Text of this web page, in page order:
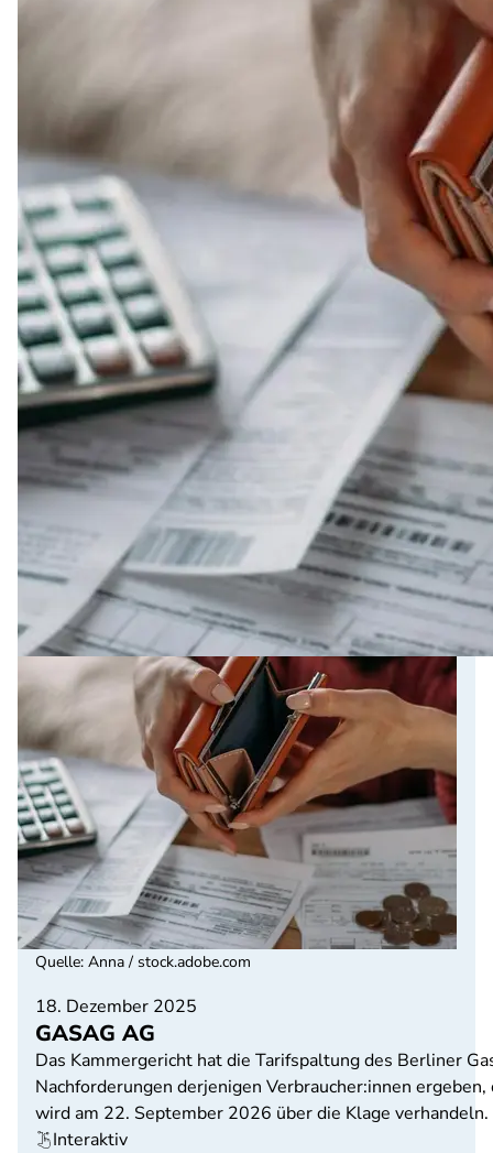
18. Dezember 2025
GASAG AG
Das Kammergericht hat die Tarifspaltung des Berliner
Nachforderungen derjenigen Verbraucher:innen
wird am 22. September 2026 über die Klage verhandeln.
Interaktiv
Quelle: Anna / stock.adobe.com